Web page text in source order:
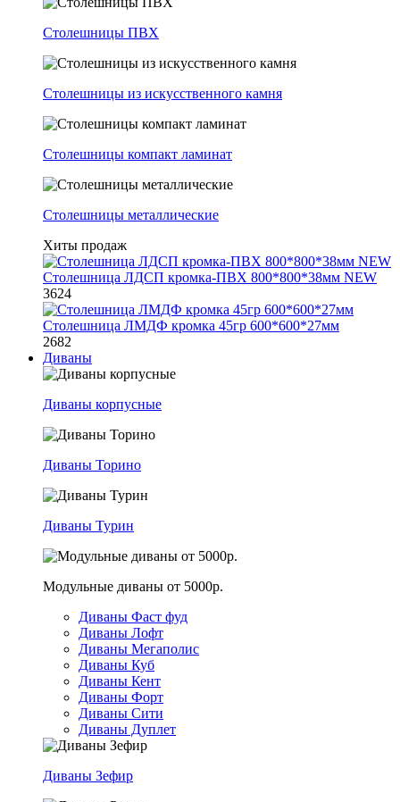
Столешницы ПВХ
Столешницы из искусственного камня
Столешницы компакт ламинат
Столешницы металлические
Хиты продаж
Столешница ЛДСП кромка-ПВХ 800*800*38мм NEW
3624
Столешница ЛМДФ кромка 45гр 600*600*27мм
2682
Диваны
Диваны корпусные
Диваны Торино
Диваны Турин
Модульные диваны от 5000р.
Диваны Фаст фуд
Диваны Лофт
Диваны Мегаполис
Диваны Куб
Диваны Кент
Диваны Форт
Диваны Сити
Диваны Дуплет
Диваны Зефир